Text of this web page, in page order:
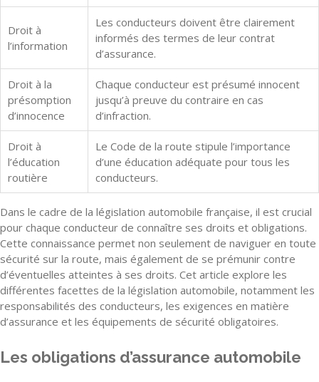
Droit à
l’information
Les conducteurs doivent être clairement
informés des termes de leur contrat
d’assurance.
Droit à la
présomption
d’innocence
Chaque conducteur est présumé innocent
jusqu’à preuve du contraire en cas
d’infraction.
Droit à
l’éducation
routière
Le Code de la route stipule l’importance
d’une éducation adéquate pour tous les
conducteurs.
Dans le cadre de la législation automobile française, il est crucial
pour chaque conducteur de connaître ses droits et obligations.
Cette connaissance permet non seulement de naviguer en toute
sécurité sur la route, mais également de se prémunir contre
d’éventuelles atteintes à ses droits. Cet article explore les
différentes facettes de la législation automobile, notamment les
responsabilités des conducteurs, les exigences en matière
d’assurance et les équipements de sécurité obligatoires.
Les obligations d’assurance automobile